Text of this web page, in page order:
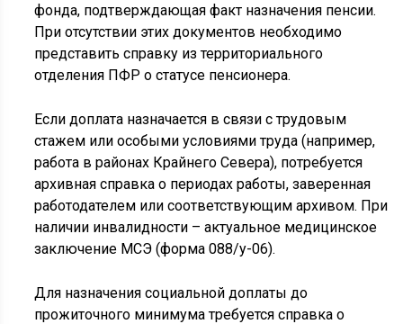
фонда, подтверждающая факт назначения пенсии.
При отсутствии этих документов необходимо
представить справку из территориального
отделения ПФР о статусе пенсионера.
Если доплата назначается в связи с трудовым
стажем или особыми условиями труда (например,
работа в районах Крайнего Севера), потребуется
архивная справка о периодах работы, заверенная
работодателем или соответствующим архивом. При
наличии инвалидности – актуальное медицинское
заключение МСЭ (форма 088/у-06).
Для назначения социальной доплаты до
прожиточного минимума требуется справка о